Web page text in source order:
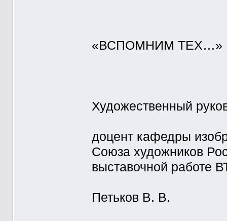
«ВСПОМНИМ ТЕХ…»
Художественный
доцент кафедры
Союза художников
выставочной работе
Петьков В. В.